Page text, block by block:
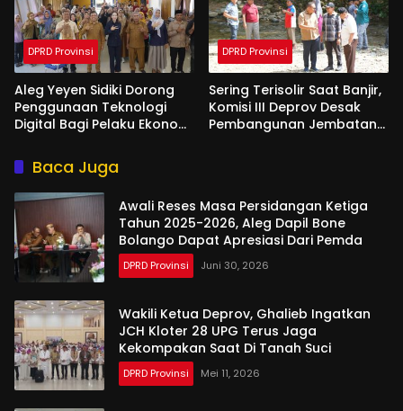
DPRD Provinsi
Aleg Yeyen Sidiki Dorong
Penggunaan Teknologi
Digital Bagi Pelaku Ekonomi
DPRD Provinsi
Sering Terisolir Saat Banjir,
Komisi III Deprov Desak
Pembangunan Jembatan
Baca Juga
Awali Reses Masa Persidangan Ketiga
Tahun 2025-2026, Aleg Dapil Bone
Bolango Dapat Apresiasi Dari Pemda
DPRD Provinsi Juni 30, 2026
Wakili Ketua Deprov, Ghalieb Ingatkan
JCH Kloter 28 UPG Terus Jaga
Kekompakan Saat Di Tanah Suci
DPRD Provinsi Mei 11, 2026